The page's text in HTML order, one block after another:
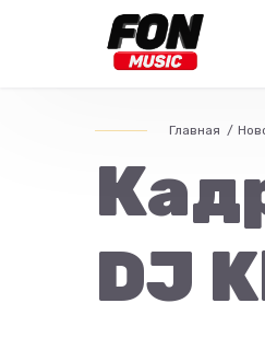
Главная
DJ